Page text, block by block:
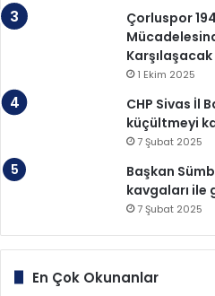
Çorluspor
Karşılaşacak
1 Ekim 2025
CHP Sivas İl
küçültmeyi
7 Şubat 2025
Başkan
kavgaları ile
7 Şubat 2025
En Çok Okunanlar